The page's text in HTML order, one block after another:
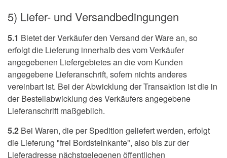
5) Liefer- und Versandbedingungen
5.1 Bietet der Verkäufer den Versand der Ware an, so
erfolgt die Lieferung innerhalb des vom Verkäufer
angegebenen Liefergebietes an die vom Kunden
angegebene Lieferanschrift, sofern nichts anderes
vereinbart ist. Bei der Abwicklung der Transaktion ist die in
der Bestellabwicklung des Verkäufers angegebene
Lieferanschrift maßgeblich.
5.2 Bei Waren, die per Spedition geliefert werden, erfolgt
die Lieferung "frei Bordsteinkante", also bis zur der
Lieferadresse nächstgelegenen öffentlichen